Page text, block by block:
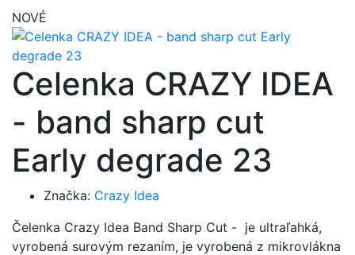
NOVÉ
Celenka CRAZY IDEA
- band sharp cut
Early degrade 23
Značka: Crazy Idea
Čelenka Crazy Idea Band Sharp Cut - je ultraľahká,
vyrobená surovým rezaním, je vyrobená z mikrovlákna